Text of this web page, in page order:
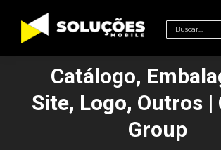
Search:
Catálogo,
Site, Logo, Outros |
Group
Você está aqui: